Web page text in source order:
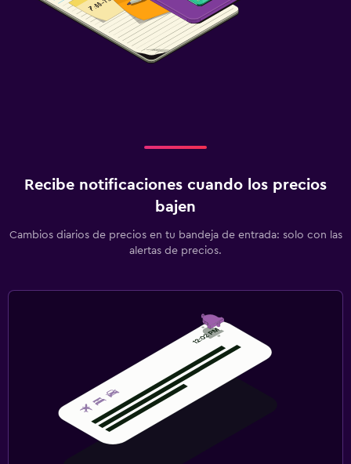
Recibe notificaciones cuando los precios
bajen
Cambios diarios de precios en tu bandeja de entrada: solo con las
alertas de precios.